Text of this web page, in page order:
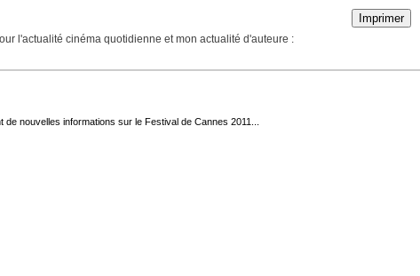
Imprimer
l'actualité cinéma quotidienne et mon actualité d'auteure :
de nouvelles informations sur le Festival de Cannes 2011...